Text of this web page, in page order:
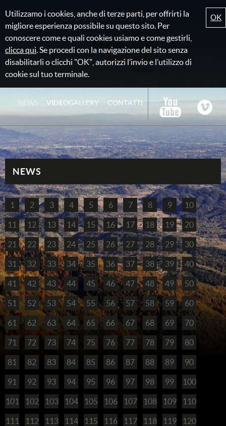
Utilizzamo i cookies, anche di terze parti, per offrirti la
migliore esperienza possibile su questo sito. Per
conoscere come e quali cookies usiamo e come gestirli,
clicca qui. Se procedi con la navigazione del sito senza
disabilitarli o clicchi "OK", autorizzi l’invio e l’utilizzo di
cookie sul tuo terminale.
OK
Giovanni Carraro
NEWS VIDEOGALLERY CONTATTI
NEWS
1 2 3 4 5 6 7 8 9 10
11 12 13 14 15 16 17 18 19 20
21 22 23 24 25 26 27 28 29 30
31 32 33 34 35 36 37 38 39 40
41 42 43 44 45 46 47 48 49 50
51 52 53 54 55 56 57 58 59 60
61 62 63 64 65 66 67 68 69 70
71 72 73 74 75 76 77 78 79 80
81 82 83 84 85 86 87 88 89 90
91 92 93 94 95 96 97 98 99 100
101 102 103 104 105 106 107 108 109 110
111 112 113 114 115 116 117 118 119 120